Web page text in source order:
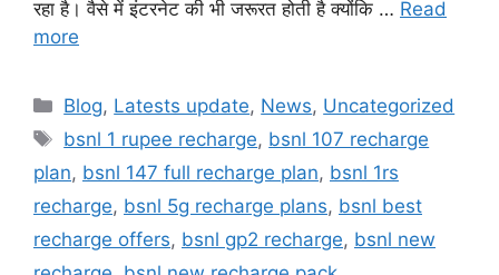
रहा है। वैसे में इंटरनेट की भी जरूरत होती है क्योंकि … Read
more
Categories
Blog, Latests update, News, Uncategorized
Tags
bsnl 1 rupee recharge, bsnl 107 recharge
plan, bsnl 147 full recharge plan, bsnl 1rs
recharge, bsnl 5g recharge plans, bsnl best
recharge offers, bsnl gp2 recharge, bsnl new